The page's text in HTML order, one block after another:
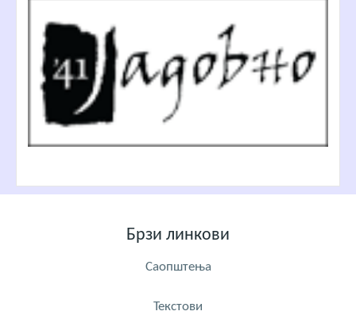
Брзи линкови
Саопштења
Текстови